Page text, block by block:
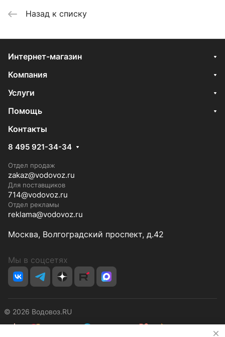
Назад к списку
Интернет-магазин
Компания
Услуги
Помощь
Контакты
8 495 921-34-34
Отдел продаж
zakaz@vodovoz.ru
Для поставщиков
714@vodovoz.ru
Отдел рекламы
reklama@vodovoz.ru
Москва, Волгоградский проспект, д.42
Мы в соцсетях
© 2026 Водовоз.RU